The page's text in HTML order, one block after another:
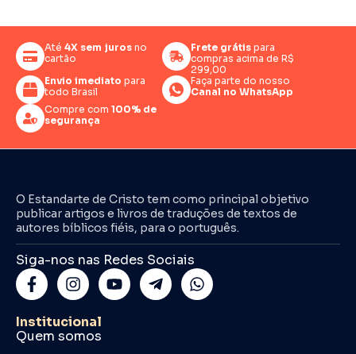
Até 4X sem juros no
cartão
Frete grátispara
compras acima de R$
299,00
Envio imediato para
todo Brasil
Faça parte do nosso
Canal no WhatsApp
Compre com 100% de
segurança
O Estandarte de Cristo tem como principal objetivo
publicar artigos e livros de traduções de textos de
autores bíblicos fiéis, para o português.
Siga-nos nas Redes Sociais
Institucional
Quem somos